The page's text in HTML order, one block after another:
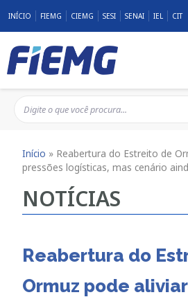
INÍCIO FIEMG CIEMG SESI SENAI IEL CIT
Início » Reabertura do Estreito de
pressões logísticas, mas cenário
NOTÍCIAS
Reabertura do
Ormuz pode